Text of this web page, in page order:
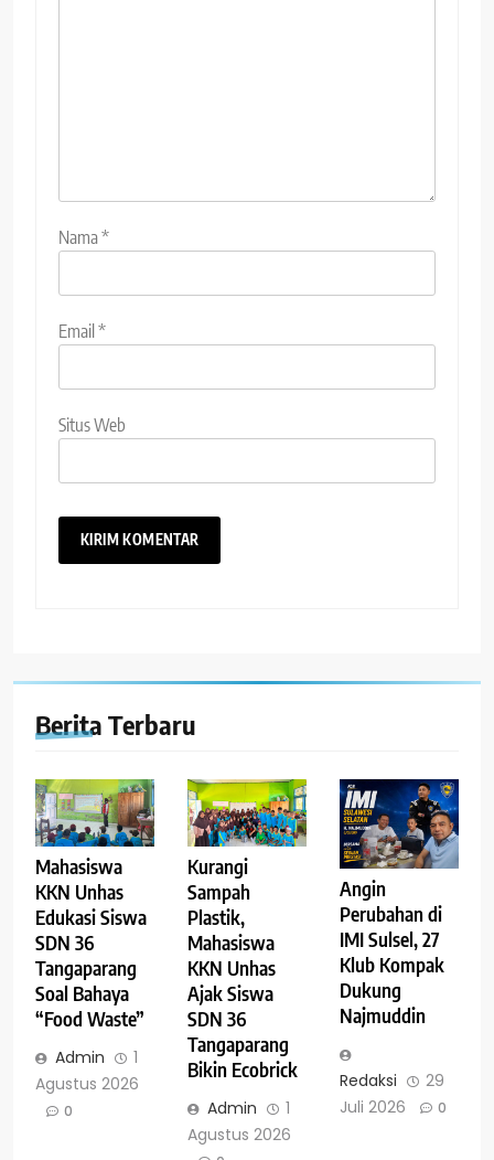
Nama*
Email*
Situs Web
Berita Terbaru
Mahasiswa
KKN Unhas
Edukasi Siswa
SDN 36
Tangaparang
Soal Bahaya
“Food Waste”
Admin
1
Agustus 2026
0
Kurangi
Sampah
Plastik,
Mahasiswa
KKN Unhas
Ajak Siswa
SDN 36
Tangaparang
Bikin Ecobrick
Admin
1
Agustus 2026
Angin
Perubahan di
IMI Sulsel, 27
Klub Kompak
Dukung
Najmuddin
Redaksi
29
Juli 2026
0